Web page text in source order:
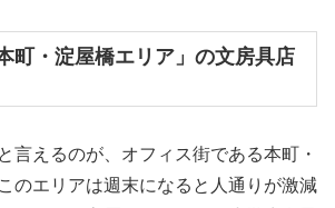
町・淀屋橋エリア」の文房具店
言えるのが、オフィス街である本町・
のエリアは週末になると人通りが激減